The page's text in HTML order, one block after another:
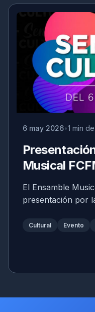
6 may 2026 1 min
Musical
El Ensamble
presentación por
Cultural Evento